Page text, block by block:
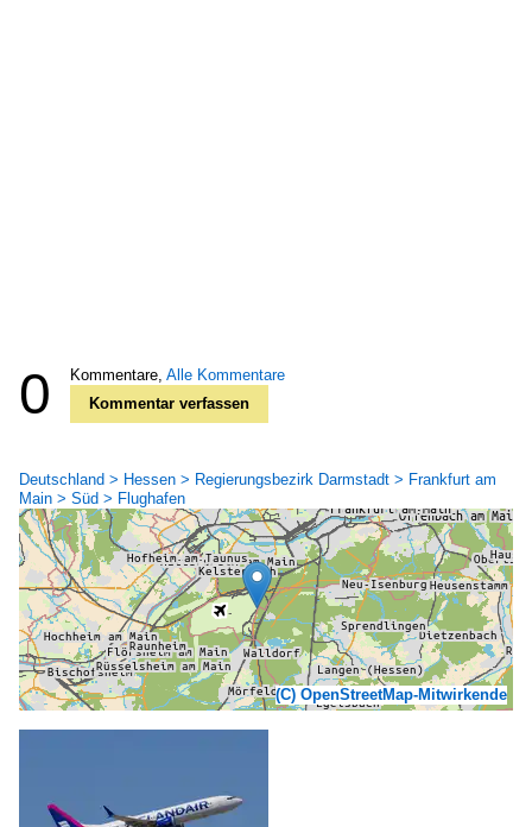
0 Kommentare, Alle Kommentare
Kommentar verfassen
Deutschland > Hessen > Regierungsbezirk Darmstadt > Frankfurt am
Main > Süd > Flughafen
(C) OpenStreetMap-Mitwirkende